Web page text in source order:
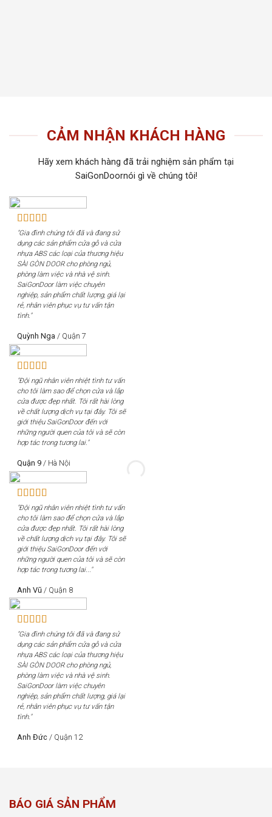
CẢM NHẬN KHÁCH HÀNG
Hãy xem khách hàng đã trải nghiệm sản phẩm tại
SaiGonDoornói gì về chúng tôi!
"Gia đình chúng tôi đã và đang sử
dụng các sản phẩm cửa gỗ và cửa
nhựa ABS các loại của thương hiệu
SÀI GÒN DOOR cho phòng ngủ,
phòng làm việc và nhà vệ sinh.
SaiGonDoor làm việc chuyên
nghiệp, sản phẩm chất lượng, giá lại
rẻ, nhân viên phục vụ tư vấn tận
tình."
Quỳnh Nga / Quận 7
"Đội ngũ nhân viên nhiệt tình tư vấn
cho tôi làm sao để chọn cửa và lắp
cửa được đẹp nhất. Tôi rất hài lòng
về chất lượng dịch vụ tại đây. Tôi sẽ
giới thiệu SaiGonDoor đến với
những người quen của tôi và sẽ còn
hợp tác trong tương lai."
Quận 9 / Hà Nội
"Đội ngũ nhân viên nhiệt tình tư vấn
cho tôi làm sao để chọn cửa và lắp
cửa được đẹp nhất. Tôi rất hài lòng
về chất lượng dịch vụ tại đây. Tôi sẽ
giới thiệu SaiGonDoor đến với
những người quen của tôi và sẽ còn
hợp tác trong tương lai..."
Anh Vũ / Quận 8
"Gia đình chúng tôi đã và đang sử
dụng các sản phẩm cửa gỗ và cửa
nhựa ABS các loại của thương hiệu
SÀI GÒN DOOR cho phòng ngủ,
phòng làm việc và nhà vệ sinh.
SaiGonDoor làm việc chuyên
nghiệp, sản phẩm chất lượng, giá lại
rẻ, nhân viên phục vụ tư vấn tận
tình."
Anh Đức / Quận 12
BÁO GIÁ SẢN PHẨM